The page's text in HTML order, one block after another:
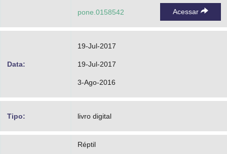
pone.0158542 Acessar
Data:
19-Jul-2017
19-Jul-2017
3-Ago-2016
Tipo: livro digital
Réptil